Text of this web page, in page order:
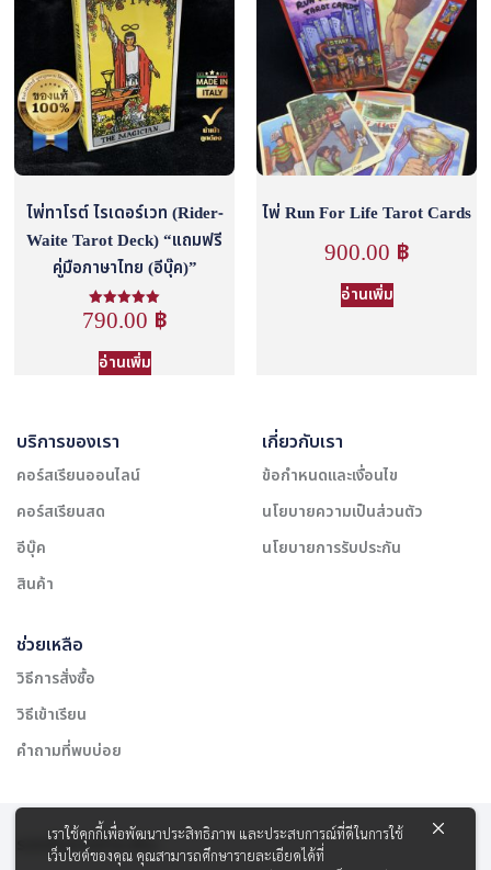
ไพ่ทาโรต์ ไรเดอร์เวท (Rider-
Waite Tarot Deck) “แถมฟรี
คู่มือภาษาไทย (อีบุ๊ค)”
ให้คะแนน
5.00
คะแนน
790.00 ฿
อ่านเพิ่ม
ไพ่ Run For Life Tarot Cards
900.00 ฿
อ่านเพิ่ม
บริการของเรา
คอร์สเรียนออนไลน์
คอร์สเรียนสด
อีบุ๊ค
สินค้า
เกี่ยวกับเรา
ข้อกำหนดและเงื่อนไข
นโยบายความเป็นส่วนตัว
นโยบายการรับประกัน
ช่วยเหลือ
วิธีการสั่งซื้อ
วิธีเข้าเรียน
คำถามที่พบบ่อย
รองรับการชำระเงิน:
เราใช้คุกกี้เพื่อพัฒนาประสิทธิภาพ และประสบการณ์ที่ดีในการใช้
เว็บไซต์ของคุณ คุณสามารถศึกษารายละเอียดได้ที่